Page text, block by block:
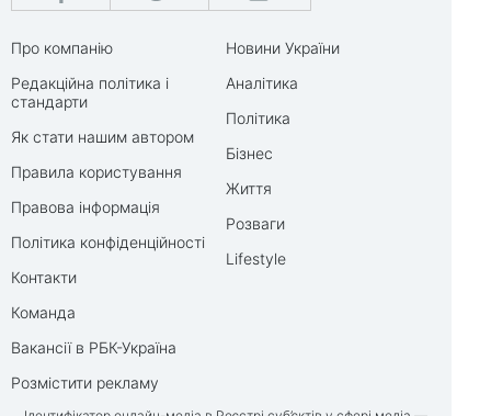
Про компанію
Редакційна політика і
стандарти
Як стати нашим автором
Правила користування
Правова інформація
Політика конфіденційності
Контакти
Команда
Вакансії в РБК-Україна
Розмістити рекламу
Новини України
Аналітика
Політика
Бізнес
Життя
Розваги
Lifestyle